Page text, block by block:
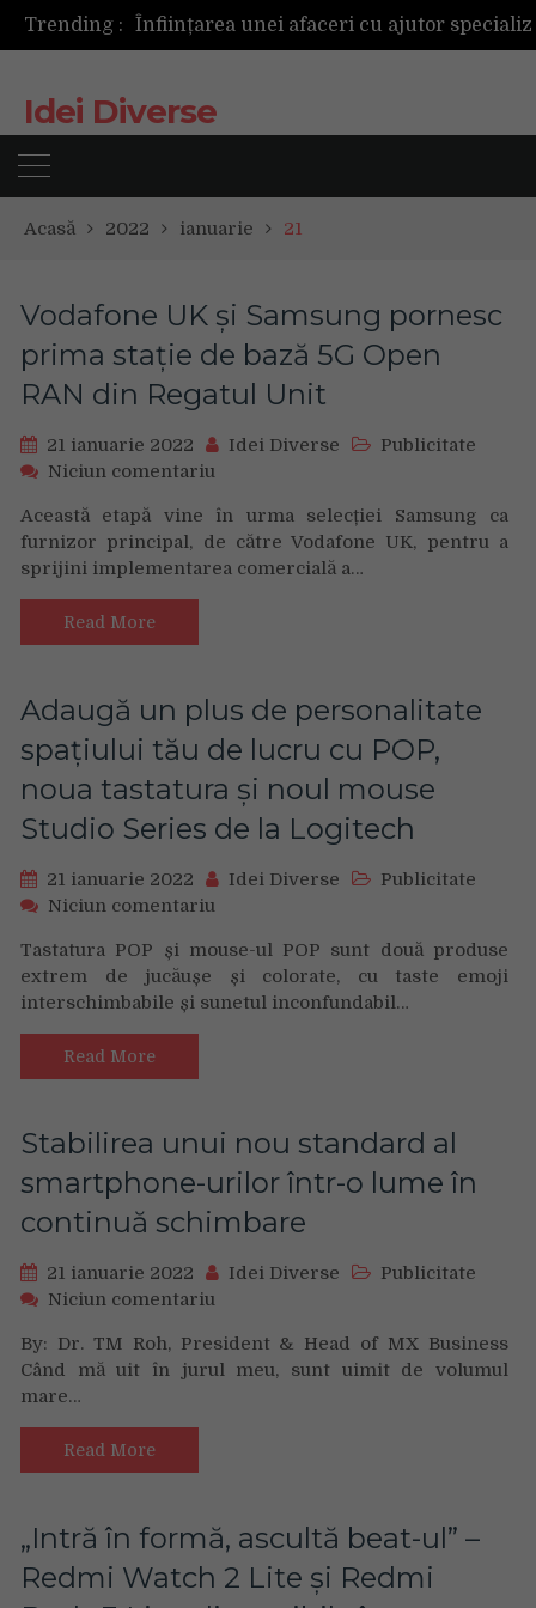
Trending :
Idei Diverse
Acasă 2022 ianuarie 21
Vodafone UK și Samsung pornesc
prima stație de bază 5G Open
RAN din Regatul Unit
21 ianuarie 2022 Idei Diverse
Publicitate
Niciun comentariu
UK
și
Samsung
5G
Open
din
Regatul
Această etapă vine în urma selecției Samsung ca
furnizor principal, de către Vodafone UK, pentru a
sprijini implementarea comercială a…
Read More
Adaugă un plus de personalitate
spațiului tău de lucru cu POP,
noua tastatura și noul mouse
Studio Series de la Logitech
21 ianuarie 2022 Idei Diverse
Publicitate
Niciun comentariu
un
plus
de
lucru
cu
POP,
tastatura
noul
Series
de
Tastatura POP și mouse-ul POP sunt două produse
extrem de jucăușe și colorate, cu taste emoji
interschimbabile și sunetul inconfundabil…
Read More
Stabilirea unui nou standard al
smartphone-urilor într-o lume în
continuă schimbare
21 ianuarie 2022 Idei Diverse
Publicitate
Niciun comentariu
unui
nou
o
lume
în
By: Dr. TM Roh, President & Head of MX Business
Când mă uit în jurul meu, sunt uimit de volumul
mare…
Read More
„Intră în formă, ascultă beat-ul” –
Redmi Watch 2 Lite și Redmi